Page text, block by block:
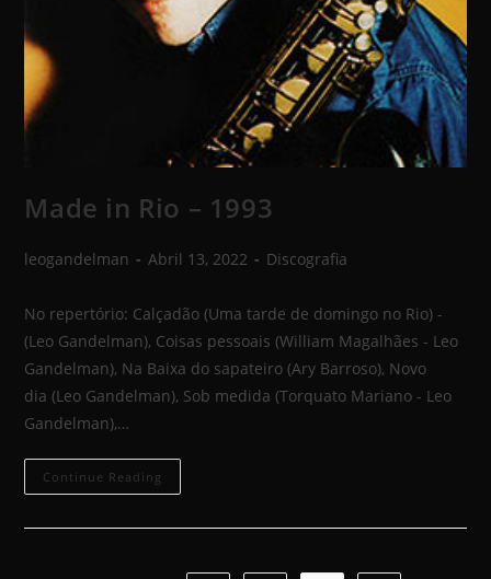
Made in Rio – 1993
leogandelman Abril 13, 2022 Discografia
No repertório: Calçadão (Uma tarde de domingo no Rio) -
(Leo Gandelman), Coisas pessoais (William Magalhães - Leo
Gandelman), Na Baixa do sapateiro (Ary Barroso), Novo
dia (Leo Gandelman), Sob medida (Torquato Mariano - Leo
Gandelman),…
Continue Reading